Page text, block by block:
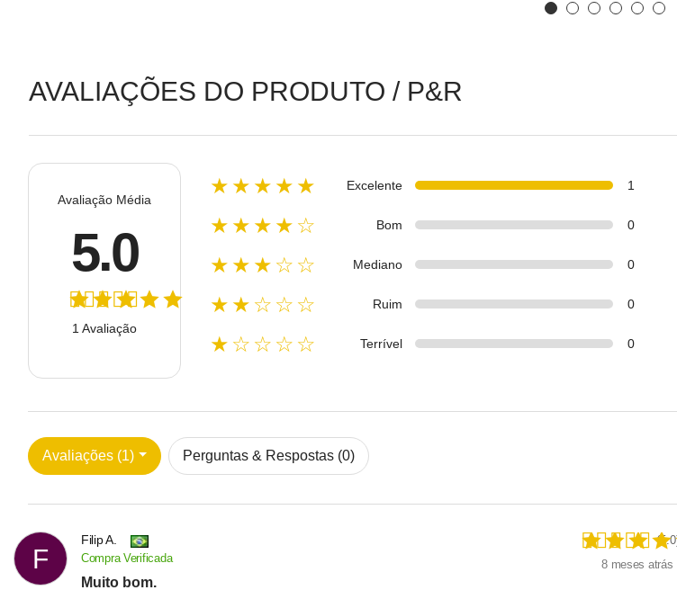
AVALIAÇÕES DO PRODUTO / P&R
Avaliação Média
5.0
1 Avaliação
★★★★★ Excelente 1
★★★★☆ Bom 0
★★★☆☆ Mediano 0
★★☆☆☆ Ruim 0
★☆☆☆☆ Terrível 0
Avaliações (1) Perguntas & Respostas (0)
F
Filip A.
Compra Verificada
8 meses atrás
Muito bom.